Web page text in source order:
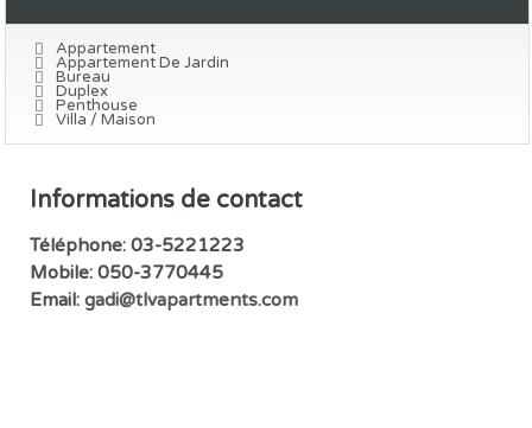
Appartement
Appartement De Jardin
Bureau
Duplex
Penthouse
Villa / Maison
Informations de contact
Téléphone: 03-5221223
Mobile: 050-3770445
Email: gadi@tlvapartments.com